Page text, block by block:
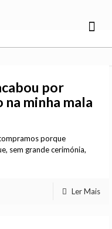
por
minha mala
porque
sem grande cerimónia,
Ler Mais